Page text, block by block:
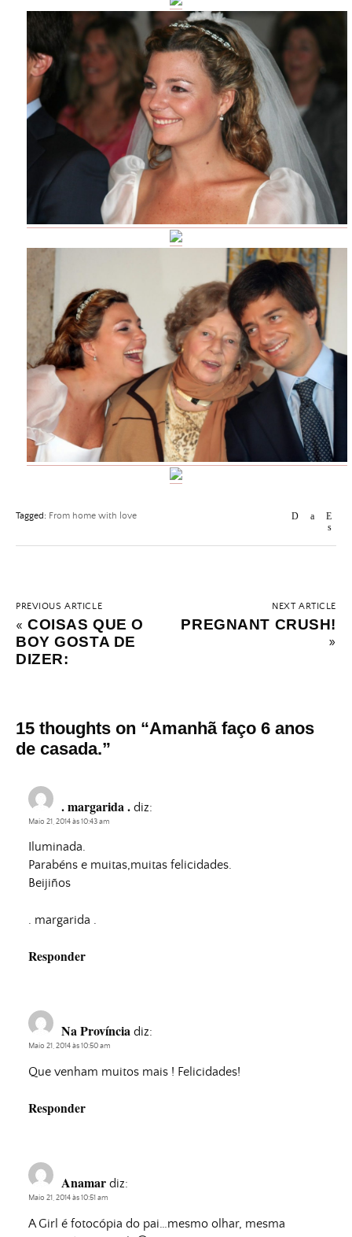
Tagged: From home with love
PREVIOUS ARTICLE
«COISAS QUE O
BOY GOSTA DE
DIZER:
NEXT ARTICLE
PREGNANT CRUSH!
»
15 thoughts on “Amanhã faço 6 anos
de casada.”
. margarida . diz:
Maio 21, 2014 às 10:43 am
Iluminada.
Parabéns e muitas,muitas felicidades.
Beijiños
. margarida .
Responder
Na Província diz:
Maio 21, 2014 às 10:50 am
Que venham muitos mais ! Felicidades!
Responder
Anamar diz:
Maio 21, 2014 às 10:51 am
A Girl é fotocópia do pai…mesmo olhar, mesma